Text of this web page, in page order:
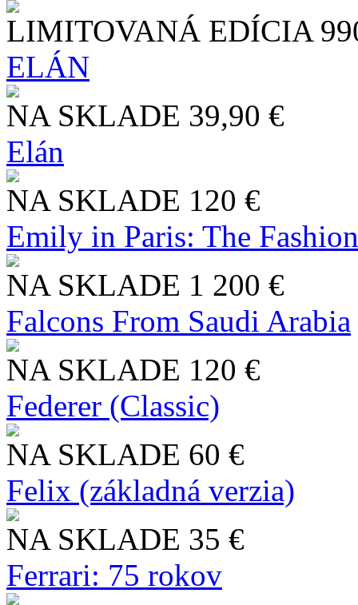
LIMITOVANÁ EDÍCIA
ELÁN
NA SKLADE 39,90 €
Elán
NA SKLADE 120 €
Emily in Paris: The
NA SKLADE 1 200 €
Falcons From Saudi Arabia
NA SKLADE 120 €
Federer (Classic)
NA SKLADE 60 €
Felix (základná verzia)
NA SKLADE 35 €
Ferrari: 75 rokov